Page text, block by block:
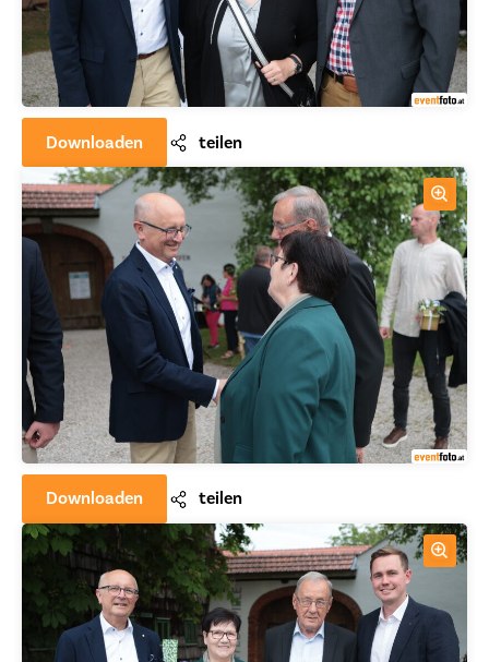
Downloaden teilen
Downloaden teilen